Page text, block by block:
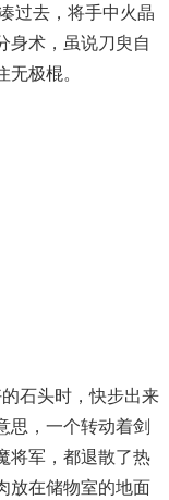
过去，将手中火晶
身术，虽说刀臾自
极棍。
石头时，快步出来
思，一个转动着剑
将军，都退散了热
放在储物室的地面